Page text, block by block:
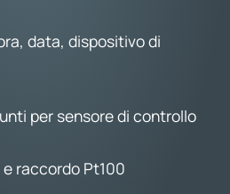
data, dispositivo di
per sensore di controllo
raccordo Pt100